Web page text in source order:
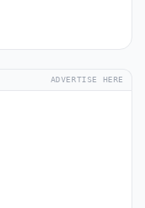
ADVERTISE HERE